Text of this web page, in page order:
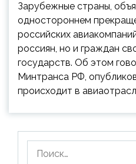
Зарубежные страны,
одностороннем
российских
россиян, но и граждан
государств. Об этом
Минтранса РФ,
происходит в